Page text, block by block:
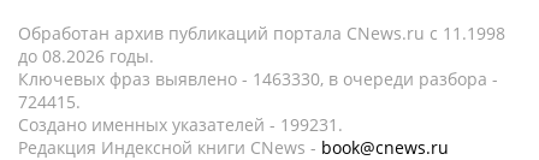
Обработан архив публикаций портала CNews.ru c 11.1998
до 08.2026 годы.
Ключевых фраз выявлено - 1463330, в очереди разбора -
724415.
Создано именных указателей - 199231.
Редакция Индексной книги CNews - book@cnews.ru